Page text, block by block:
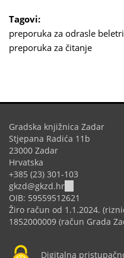
Tagovi:
preporuka za odrasle
preporuka za čitanje
Gradska knjižnica Zadar
Stjepana Radića 11b
23000 Zadar
Hrvatska
+385 (23) 301-103
gkzd@gkzd.hr
sends
e-
mail)
OIB: 59559512621
Žiro račun od 1.1.2024.
1852000009 (račun Grada
Digitalna